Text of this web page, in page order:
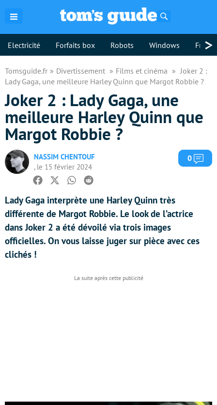
Electricité Forfaits box Robots Windows >
Tomsguide.fr Divertissement Films et cinéma
Joker 2 :
Lady Gaga, une meilleure Harley Quinn que Margot Robbie ?
Joker 2 : Lady Gaga, une
meilleure Harley Quinn que
Margot Robbie ?
NASSIM CHENTOUF
, le 15 février 2024
0
Facebook
TwitterWhatsapp
Reddit
Lady Gaga interprète une Harley Quinn très
différente de Margot Robbie. Le look de l’actrice
dans Joker 2 a été dévoilé via trois images
officielles. On vous laisse juger sur pièce avec ces
clichés !